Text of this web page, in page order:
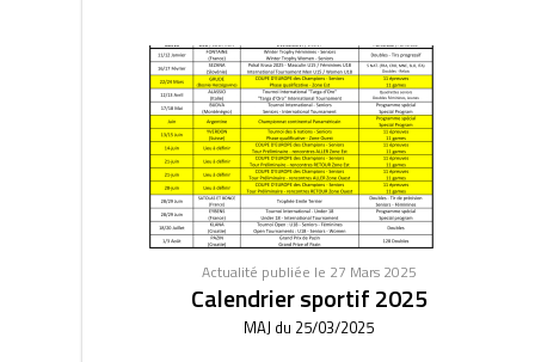
Actualité publiée le 27 Mars 2025
Calendrier sportif 2025
MAJ du 25/03/2025